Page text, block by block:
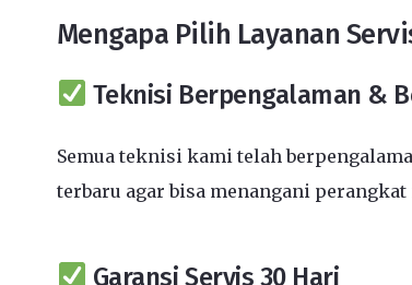
Mengapa Pilih Layanan
Teknisi Berpengalaman &
Semua teknisi kami telah
terbaru agar bisa menangani
Garansi Servis 30 Hari